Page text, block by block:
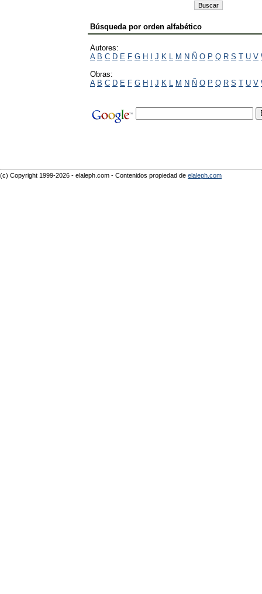
Búsqueda por orden alfabético
Autores:
A B C D E F G H I J K L M N Ñ O P Q R S T U V
Obras:
A B C D E F G H I J K L M N Ñ O P Q R S T U V
(c) Copyright 1999-2026 - elaleph.com - Contenidos propiedad de elaleph.com